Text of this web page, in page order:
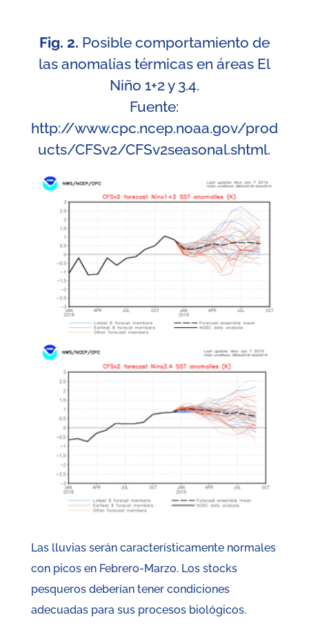
Fig. 2. Posible comportamiento de
las anomalías térmicas en áreas El
Niño 1+2 y 3.4.
Fuente:
http://www.cpc.ncep.noaa.gov/prod
ucts/CFSv2/CFSv2seasonal.shtml.
Las lluvias serán característicamente normales
con picos en Febrero-Marzo. Los stocks
pesqueros deberían tener condiciones
adecuadas para sus procesos biológicos.